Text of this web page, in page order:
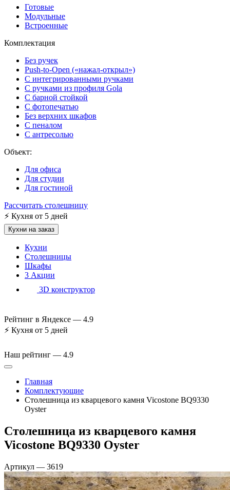
Готовые
Модульные
Встроенные
Комплектация
Без ручек
Push-to-Open («нажал-открыл»)
С интегрированными ручками
С ручками из профиля Gola
С барной стойкой
С фотопечатью
Без верхних шкафов
С пеналом
С антресолью
Объект:
Для офиса
Для студии
Для гостиной
Рассчитать столешницу
⚡ Кухня от 5 дней
Кухни на заказ
Кухни
Столешницы
Шкафы
3 Акции
3D конструктор
Рейтинг в Яндексе — 4.9
⚡ Кухня от 5 дней
Наш рейтинг — 4.9
Главная
Комплектующие
Столешница из кварцевого камня Vicostone BQ9330
Oyster
Столешница из кварцевого камня
Vicostone BQ9330 Oyster
Артикул — 3619